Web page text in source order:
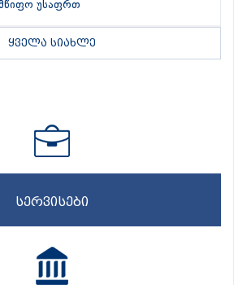
უსაფრთ
ყველა სიახლე
სერვისები